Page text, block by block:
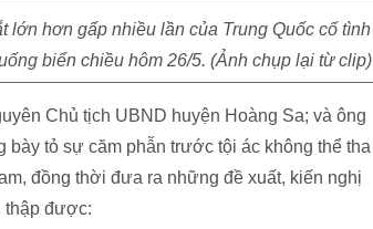
lớn hơn gấp nhiều lần của Trung Quốc cố tình
biển chiều hôm 26/5. (Ảnh chụp lại từ clip)
Chủ tịch UBND huyện Hoàng Sa; và ông
tỏ sự căm phẫn trước tội ác không thể tha
đồng thời đưa ra những đề xuất, kiến nghị
thập được: